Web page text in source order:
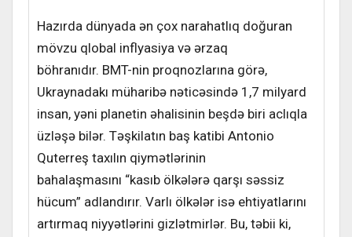
Hazırda dünyada ən çox narahatlıq doğuran
mövzu qlobal inflyasiya və ərzaq
böhranıdır. BMT-nin proqnozlarına görə,
Ukraynadakı müharibə nəticəsində 1,7 milyard
insan, yəni planetin əhalisinin beşdə biri aclıqla
üzləşə bilər. Təşkilatın baş katibi Antonio
Quterreş taxılın qiymətlərinin
bahalaşmasını “kasıb ölkələrə qarşı səssiz
hücum” adlandırır. Varlı ölkələr isə ehtiyatlarını
artırmaq niyyətlərini gizlətmirlər. Bu, təbii ki,